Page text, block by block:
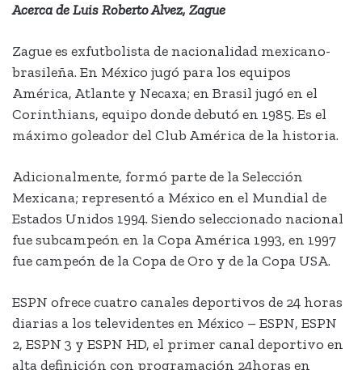
Acerca de Luis Roberto Alvez, Zague
Zague es exfutbolista de nacionalidad mexicano-
brasileña. En México jugó para los equipos
América, Atlante y Necaxa; en Brasil jugó en el
Corinthians, equipo donde debutó en 1985. Es el
máximo goleador del Club América de la historia.
Adicionalmente, formó parte de la Selección
Mexicana; representó a México en el Mundial de
Estados Unidos 1994. Siendo seleccionado nacional
fue subcampeón en la Copa América 1993, en 1997
fue campeón de la Copa de Oro y de la Copa USA.
ESPN ofrece cuatro canales deportivos de 24 horas
diarias a los televidentes en México – ESPN, ESPN
2, ESPN 3 y ESPN HD, el primer canal deportivo en
alta definición con programación 24horas en